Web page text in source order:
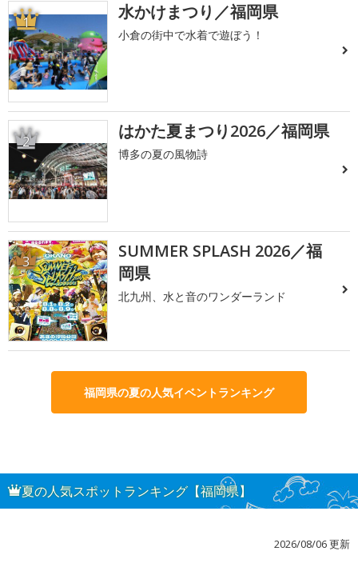
1 水かけまつり／福岡県
小倉の街中で水着で遊ぼう！
2 はかた夏まつり2026／福岡県
博多の夏の風物詩
3
SUMMER SPLASH 2026／福
岡県
北九州、水と音のワンダーランド
福岡県の夏の人気イベントランキング
夏の人気スポットランキング【福岡県】
2026/08/06 更新